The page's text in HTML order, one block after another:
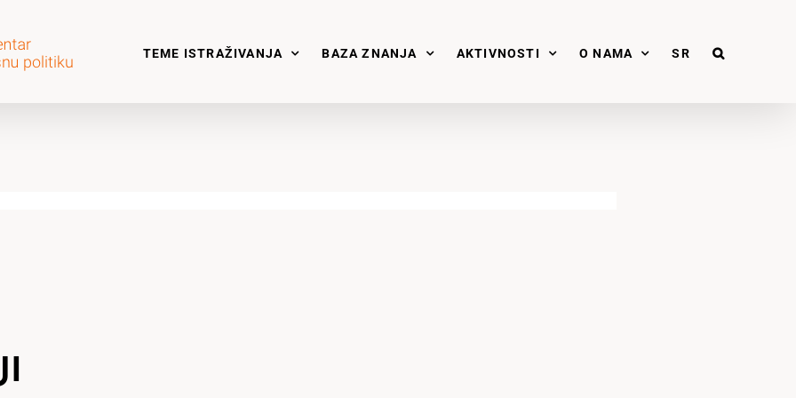
TEME ISTRAŽIVANJA BAZA ZNANJA AKTIVNOSTI O NAMA SR